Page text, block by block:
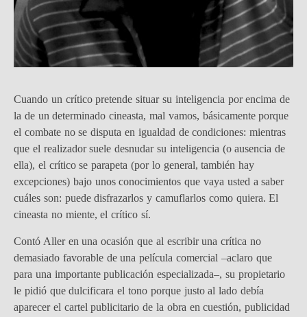
Cuando un crítico pretende situar su inteligencia por encima de
la de un determinado cineasta, mal vamos, básicamente porque
el combate no se disputa en igualdad de condiciones: mientras
que el realizador suele desnudar su inteligencia (o ausencia de
ella), el crítico se parapeta (por lo general, también hay
excepciones) bajo unos conocimientos que vaya usted a saber
cuáles son: puede disfrazarlos y camuflarlos como quiera. El
cineasta no miente, el crítico sí.
Contó Aller en una ocasión que al escribir una crítica no
demasiado favorable de una película comercial –aclaro que
para una importante publicación especializada–, su propietario
le pidió que dulcificara el tono porque justo al lado debía
aparecer el cartel publicitario de la obra en cuestión, publicidad